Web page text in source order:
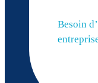
Besoin